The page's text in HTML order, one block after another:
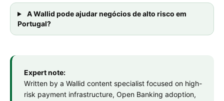
A Wallid pode ajudar negócios de alto risco em
Portugal?
Expert note:
Written by a Wallid content specialist focused on high-
risk payment infrastructure, Open Banking adoption,